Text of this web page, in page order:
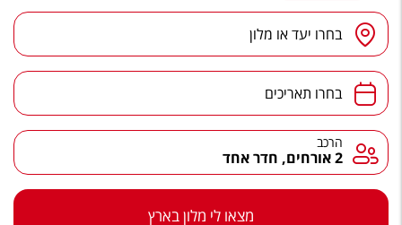
מלונות באילת
טיולים מאורגנים
סגנונות טיול
הרגע האחרון
יעד/מלון בחרו יעד או מלון
תאריכים בחרו תאריכים
הרכב הרכב
2 אורחים, חדר אחד
מצאו לי מלון בארץ